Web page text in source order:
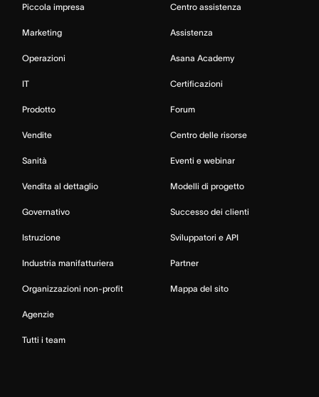
Piccola impresa
Marketing
Operazioni
IT
Prodotto
Vendite
Sanità
Vendita al dettaglio
Governativo
Istruzione
Industria manifatturiera
Organizzazioni non-profit
Agenzie
Tutti i team
Centro assistenza
Assistenza
Asana Academy
Certificazioni
Forum
Centro delle risorse
Eventi e webinar
Modelli di progetto
Successo dei clienti
Sviluppatori e API
Partner
Mappa del sito